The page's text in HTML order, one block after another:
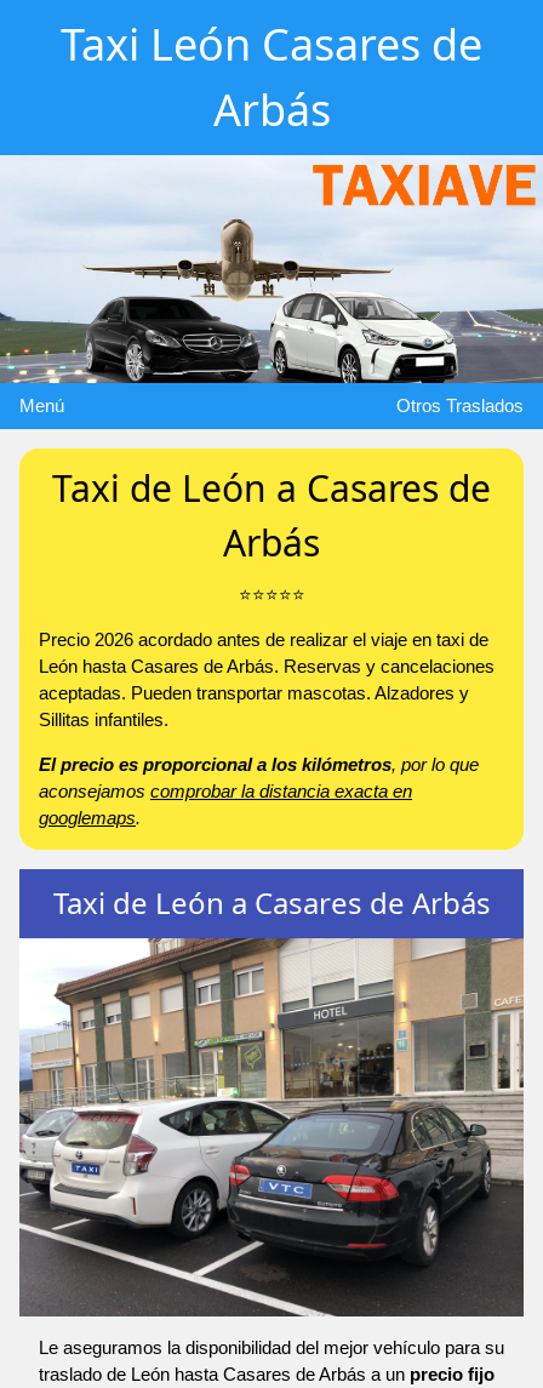
Taxi León Casares de
Arbás
Menú Otros Traslados
Taxi de León a Casares de
Arbás
⭐️⭐️⭐️⭐️⭐️
Precio 2026 acordado antes de realizar el viaje en taxi de
León hasta Casares de Arbás. Reservas y cancelaciones
aceptadas. Pueden transportar mascotas. Alzadores y
Sillitas infantiles.
El precio es proporcional a los kilómetros, por lo que
aconsejamos comprobar la distancia exacta en
googlemaps.
Taxi de León a Casares de Arbás
Le aseguramos la disponibilidad del mejor vehículo para su
traslado de León hasta Casares de Arbás a un precio fijo